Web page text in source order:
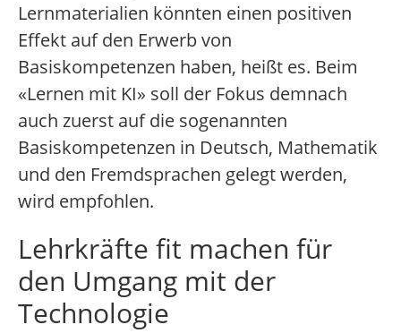
Lernmaterialien könnten einen positiven
Effekt auf den Erwerb von
Basiskompetenzen haben, heißt es. Beim
«Lernen mit KI» soll der Fokus demnach
auch zuerst auf die sogenannten
Basiskompetenzen in Deutsch, Mathematik
und den Fremdsprachen gelegt werden,
wird empfohlen.
Lehrkräfte fit machen für
den Umgang mit der
Technologie